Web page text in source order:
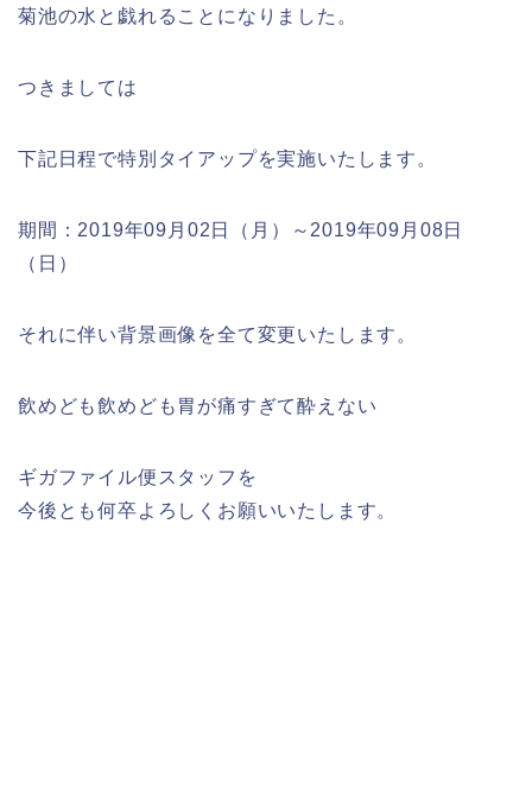
菊池の水と戯れることになりました。
つきましては
下記日程で特別タイアップを実施いたします。
期間：2019年09月02日（月）～2019年09月08日
（日）
それに伴い背景画像を全て変更いたします。
飲めども飲めども胃が痛すぎて酔えない
ギガファイル便スタッフを
今後とも何卒よろしくお願いいたします。